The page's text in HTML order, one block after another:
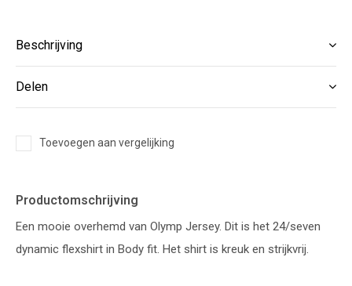
Beschrijving
Delen
Toevoegen aan vergelijking
Productomschrijving
Een mooie overhemd van Olymp Jersey. Dit is het 24/seven
dynamic flexshirt in Body fit. Het shirt is kreuk en strijkvrij.